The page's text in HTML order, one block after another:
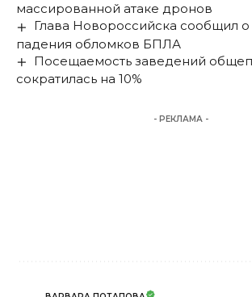
массированной атаке дронов
Глава Новороссийска сообщил о
падения обломков БПЛА
Посещаемость заведений
сократилась на 10%
- РЕКЛАМА -